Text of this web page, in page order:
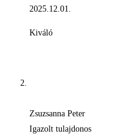
2025.12.01.
Kiváló
Zsuzsanna Peter
Igazolt tulajdonos